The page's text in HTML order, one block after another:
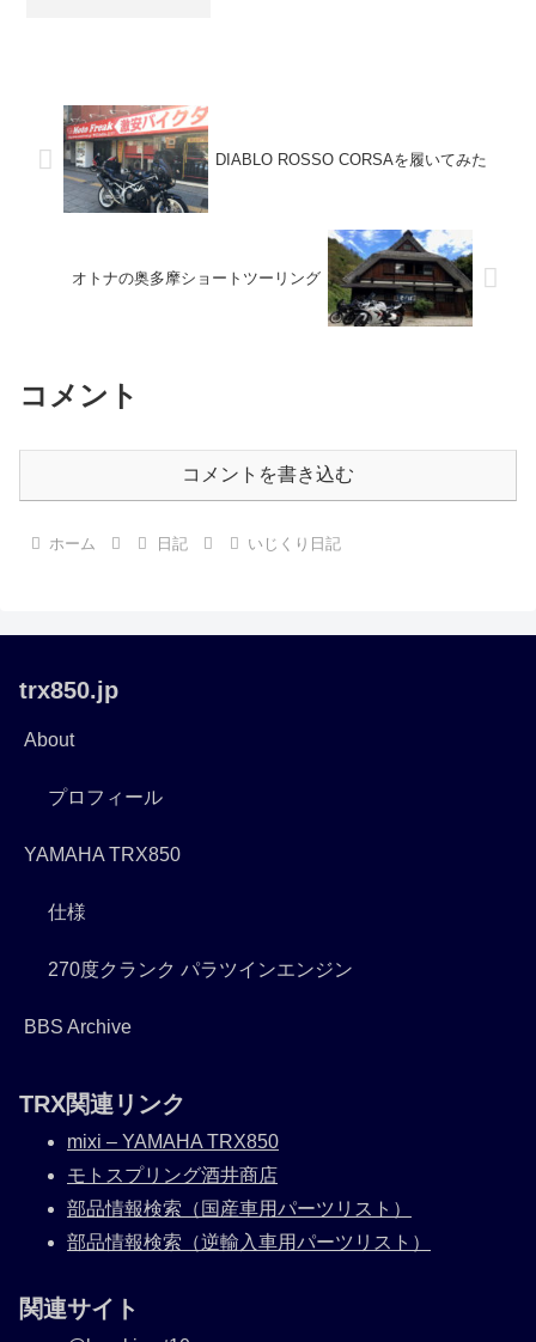
DIABLO ROSSO CORSAを履いてみた
オトナの奥多摩ショートツーリング
コメント
コメントを書き込む
ホーム 日記 いじくり日記
trx850.jp
About
プロフィール
YAMAHA TRX850
仕様
270度クランク パラツインエンジン
BBS Archive
TRX関連リンク
mixi – YAMAHA TRX850
モトスプリング酒井商店
部品情報検索（国産車用パーツリスト）
部品情報検索（逆輸入車用パーツリスト）
関連サイト